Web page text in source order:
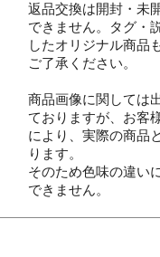
返品交換は開封・未
できません。タグ・
したオリジナル商品
ご了承ください。
商品画像に関しては
ておりますが、お客
により、実際の商品
ります。
そのため色味の違い
できません。